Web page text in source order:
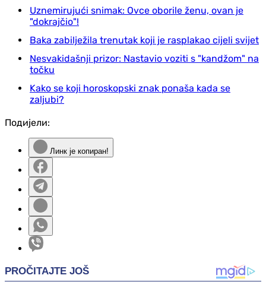
Uznemirujući snimak: Ovce oborile ženu, ovan je
"dokrajčio"!
Baka zabilježila trenutak koji je rasplakao cijeli svijet
Nesvakidašnji prizor: Nastavio voziti s "kandžom" na
točku
Kako se koji horoskopski znak ponaša kada se
zaljubi?
Подијели:
Линк је копиран!